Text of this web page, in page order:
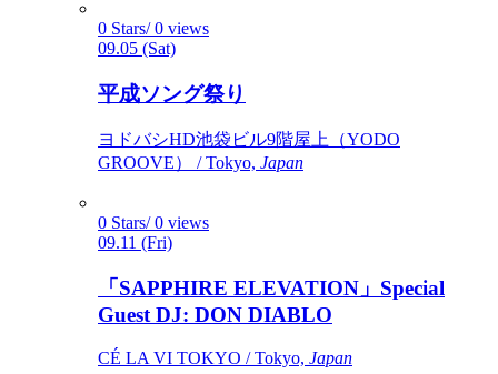
0 Stars/ 0 views
09.05 (Sat)
平成ソング祭り
ヨドバシHD池袋ビル9階屋上（YODO
GROOVE） / Tokyo, Japan
0 Stars/ 0 views
09.11 (Fri)
「SAPPHIRE ELEVATION」Special
Guest DJ: DON DIABLO
CÉ LA VI TOKYO / Tokyo, Japan